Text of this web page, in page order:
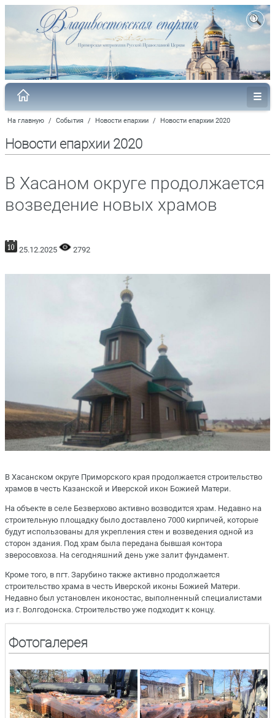
На главную / События / Новости епархии / Новости епархии 2020
Новости епархии 2020
В Хасаном округе продолжается
возведение новых храмов
25.12.2025 2792
В Хасанском округе Приморского края продолжается строительство
храмов в честь Казанской и Иверской икон Божией Матери.
На объекте в селе Безверхово активно возводится храм. Недавно на
строительную площадку было доставлено 7000 кирпичей, которые
будут использованы для укрепления стен и возведения одной из
сторон здания. Под храм была передана бывшая контора
зверосовхоза. На сегодняшний день уже залит фундамент.
Кроме того, в пгт. Зарубино также активно продолжается
строительство храма в честь Иверской иконы Божией Матери.
Недавно был установлен иконостас, выполненный специалистами
из г. Волгодонска. Строительство уже подходит к концу.
Фотогалерея